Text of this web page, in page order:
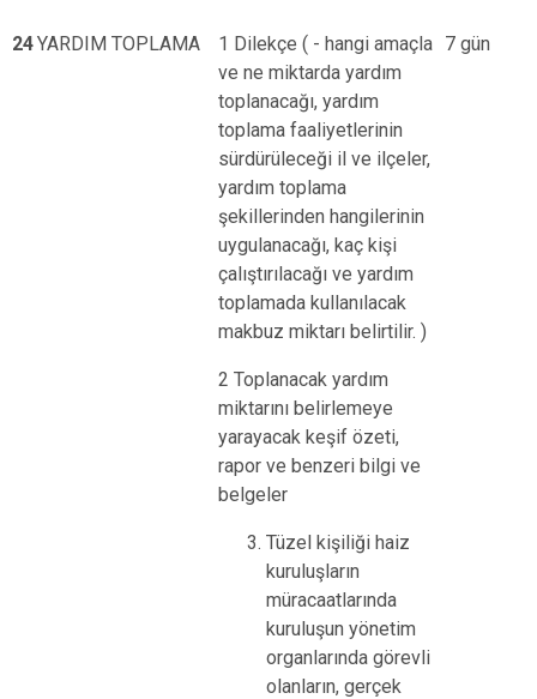
24YARDIM TOPLAMA
1 Dilekçe ( - hangi amaçla
ve ne miktarda yardım
toplanacağı, yardım
toplama faaliyetlerinin
sürdürüleceği il ve ilçeler,
yardım toplama
şekillerinden hangilerinin
uygulanacağı, kaç kişi
çalıştırılacağı ve yardım
toplamada kullanılacak
makbuz miktarı belirtilir. )
2 Toplanacak yardım
miktarını belirlemeye
yarayacak keşif özeti,
rapor ve benzeri bilgi ve
belgeler
Tüzel kişiliği haiz
kuruluşların
müracaatlarında
kuruluşun yönetim
organlarında görevli
olanların, gerçek
7 gün